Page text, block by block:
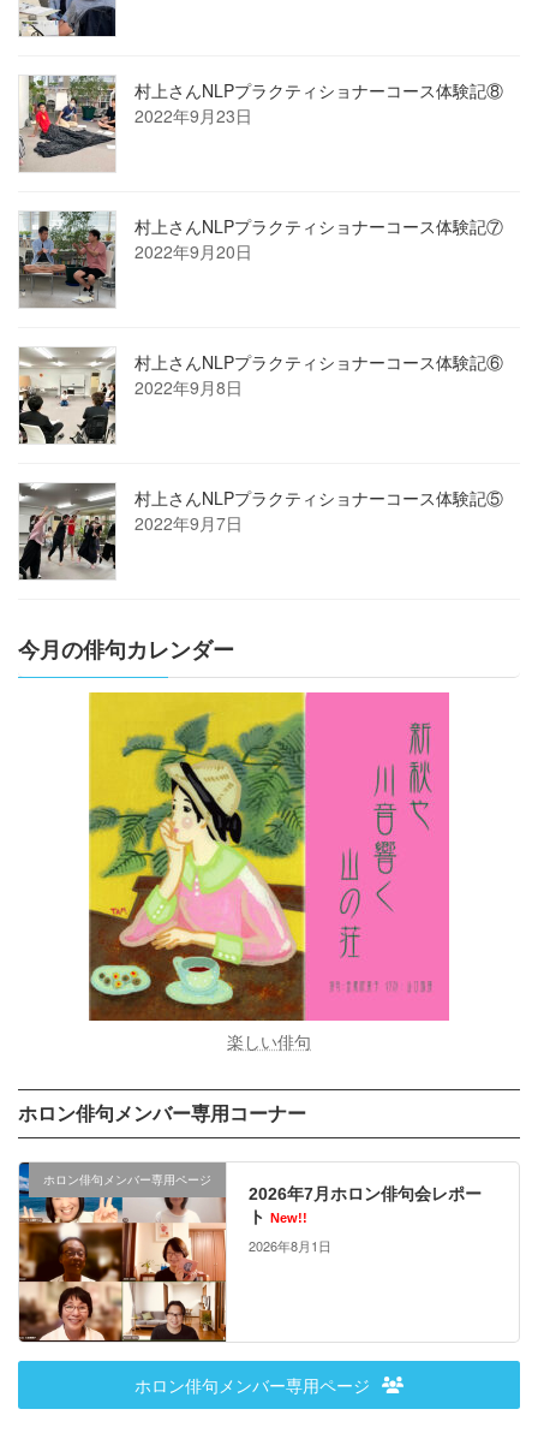
村上さんNLPプラクティショナーコース体験記⑧
2022年9月23日
村上さんNLPプラクティショナーコース体験記⑦
2022年9月20日
村上さんNLPプラクティショナーコース体験記⑥
2022年9月8日
村上さんNLPプラクティショナーコース体験記⑤
2022年9月7日
今月の俳句カレンダー
楽しい俳句
ホロン俳句メンバー専用コーナー
ホロン俳句メンバー専用ページ
2026年7月ホロン俳句会レポー
ト
New!!
2026年8月1日
ホロン俳句メンバー専用ページ